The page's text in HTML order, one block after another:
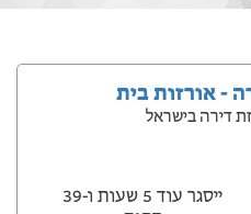
- אורזות בית
דירה בישראל
ייסגר עוד 5 שעות ‫ו-39